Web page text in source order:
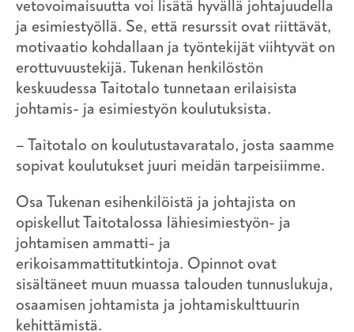
vetovoimaisuutta voi lisätä hyvällä johtajuudella
ja esimiestyöllä. Se, että resurssit ovat riittävät,
motivaatio kohdallaan ja työntekijät viihtyvät on
erottuvuustekijä. Tukenan henkilöstön
keskuudessa Taitotalo tunnetaan erilaisista
johtamis- ja esimiestyön koulutuksista.
– Taitotalo on koulutustavaratalo, josta saamme
sopivat koulutukset juuri meidän tarpeisiimme.
Osa Tukenan esihenkilöistä ja johtajista on
opiskellut Taitotalossa lähiesimiestyön- ja
johtamisen ammatti- ja
erikoisammattitutkintoja. Opinnot ovat
sisältäneet muun muassa talouden tunnuslukuja,
osaamisen johtamista ja johtamiskulttuurin
kehittämistä.